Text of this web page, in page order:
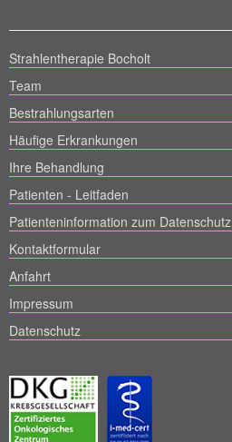
Strahlentherapie Bocholt
Team
Bestrahlungsarten
Häufige Erkrankungen
Ihre Behandlung
Patienten - Leitfaden
Patienteninformation zum Datenschutz
Kontaktformular
Anfahrt
Impressum
Datenschutz